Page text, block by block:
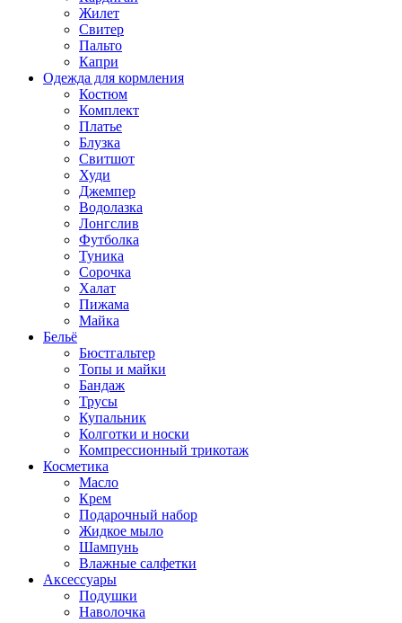
Жилет
Свитер
Пальто
Капри
Одежда для кормления
Костюм
Комплект
Платье
Блузка
Свитшот
Худи
Джемпер
Водолазка
Лонгслив
Футболка
Туника
Сорочка
Халат
Пижама
Майка
Бельё
Бюстгальтер
Топы и майки
Бандаж
Трусы
Купальник
Колготки и носки
Компрессионный трикотаж
Косметика
Масло
Крем
Подарочный набор
Жидкое мыло
Шампунь
Влажные салфетки
Аксессуары
Подушки
Наволочка